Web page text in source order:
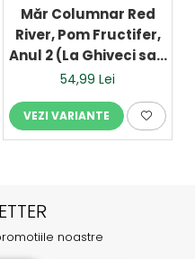
Măr Columnar Red
River, Pom Fructifer,
Anul 2 (La Ghiveci sau
Rădăcină Liberă)
54,99 Lei
VEZI VARIANTE
noastre